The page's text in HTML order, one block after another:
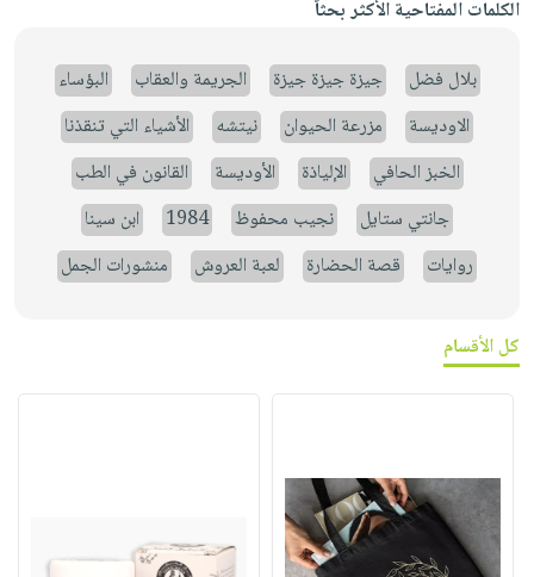
الكلمات المفتاحية الأكثر بحثاً
بلال فضل جيزة جيزة جيزة الجريمة والعقاب
البؤساء
الاوديسة
مزرعة الحيوان نيتشه
الأشياء التي تنقذنا
الخبز الحافي
الإلياذة الأوديسة
القانون في الطب
جانتي ستايل
نجيب محفوظ 1984
ابن سينا
روايات
قصة الحضارة لعبة العروش منشورات الجمل
كل الأقسام